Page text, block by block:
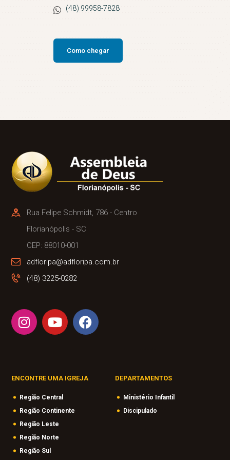
(48) 99958-7828
Como chegar
Rua Felipe Schmidt, 786 - Centro
Florianópolis - SC
CEP: 88010-001
adfloripa@adfloripa.com.br
(48) 3225-0282
ENCONTRE UMA IGREJA
Região Central
Região Continente
Região Leste
Região Norte
Região Sul
DEPARTAMENTOS
Ministério Infantil
Discipulado